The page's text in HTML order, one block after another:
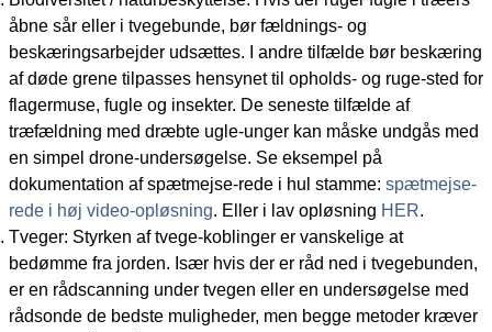
åbne sår eller i tvegebunde, bør fældnings- og
beskæringsarbejder udsættes. I andre tilfælde bør beskæring
af døde grene tilpasses hensynet til opholds- og ruge-sted for
flagermuse, fugle og insekter. De seneste tilfælde af
træfældning med dræbte ugle-unger kan måske undgås med
en simpel drone-undersøgelse. Se eksempel på
dokumentation af spætmejse-rede i hul stamme: spætmejse-
rede i høj video-opløsning. Eller i lav opløsning HER.
Tveger: Styrken af tvege-koblinger er vanskelige at
bedømme fra jorden. Især hvis der er råd ned i tvegebunden,
er en rådscanning under tvegen eller en undersøgelse med
rådsonde de bedste muligheder, men begge metoder kræver